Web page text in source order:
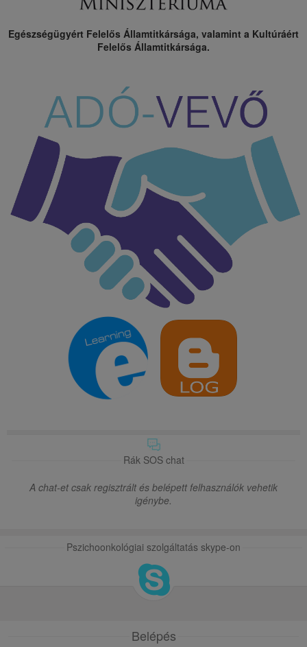
Egészségügyért Felelős Államtitkársága, valamint a Kultúráért
Felelős Államtitkársága.
Rák SOS chat
A chat-et csak regisztrált és belépett felhasználók vehetik
igénybe.
Pszichoonkológiai szolgáltatás skype-on
Belépés